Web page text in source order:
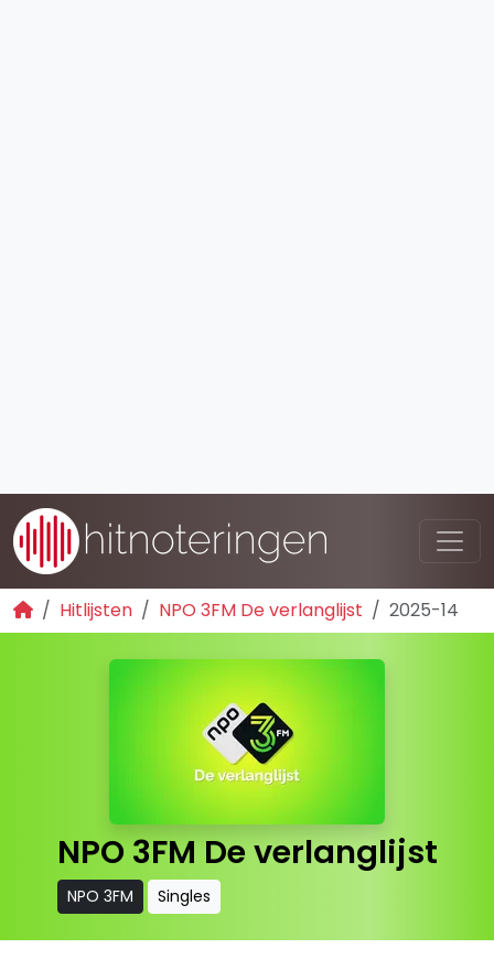
Hitlijsten NPO 3FM De verlanglijst 2025-14
NPO 3FM De verlanglijst
NPO 3FM Singles